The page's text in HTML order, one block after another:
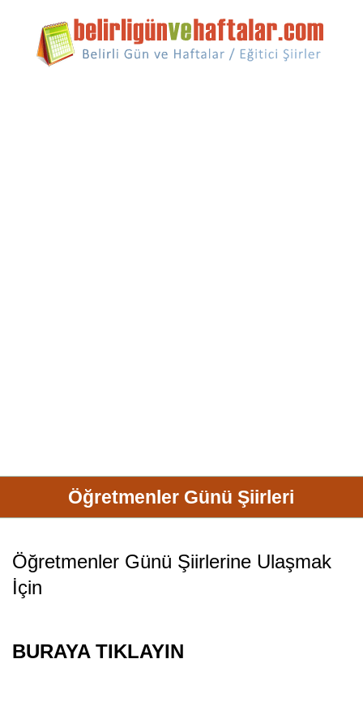
Öğretmenler Günü Şiirleri
Öğretmenler Günü Şiirlerine Ulaşmak
İçin
BURAYA TIKLAYIN